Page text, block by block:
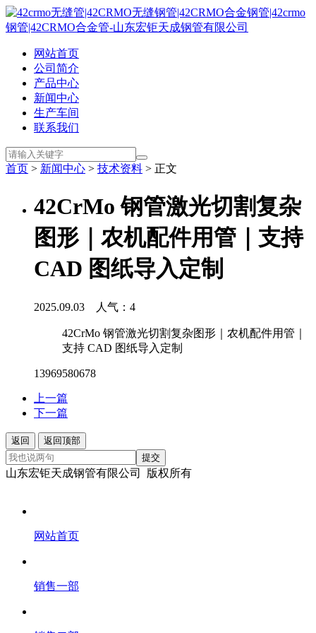
网站首页
公司简介
产品中心
新闻中心
生产车间
联系我们
首页 > 新闻中心 > 技术资料 > 正文
42CrMo 钢管激光切割复杂
图形｜农机配件用管｜支持
CAD 图纸导入定制
2025.09.03 人气： 4
42CrMo 钢管激光切割复杂图形｜农机配件用管｜
支持 CAD 图纸导入定制
13969580678
上一篇
下一篇
返回
返回顶部
提交
山东宏钜天成钢管有限公司 版权所有
网站首页
销售一部